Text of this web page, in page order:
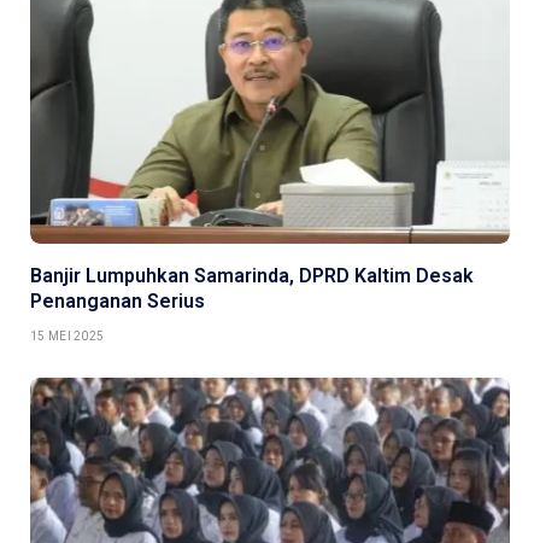
Banjir Lumpuhkan Samarinda, DPRD Kaltim Desak
Penanganan Serius
15 MEI 2025